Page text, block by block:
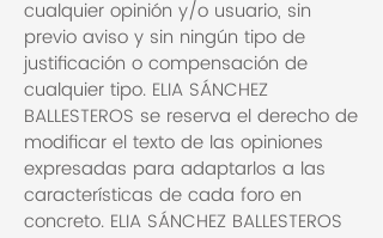
cualquier opinión y/o usuario, sin
previo aviso y sin ningún tipo de
justificación o compensación de
cualquier tipo. ELIA SÁNCHEZ
BALLESTEROS se reserva el derecho de
modificar el texto de las opiniones
expresadas para adaptarlos a las
características de cada foro en
concreto. ELIA SÁNCHEZ BALLESTEROS